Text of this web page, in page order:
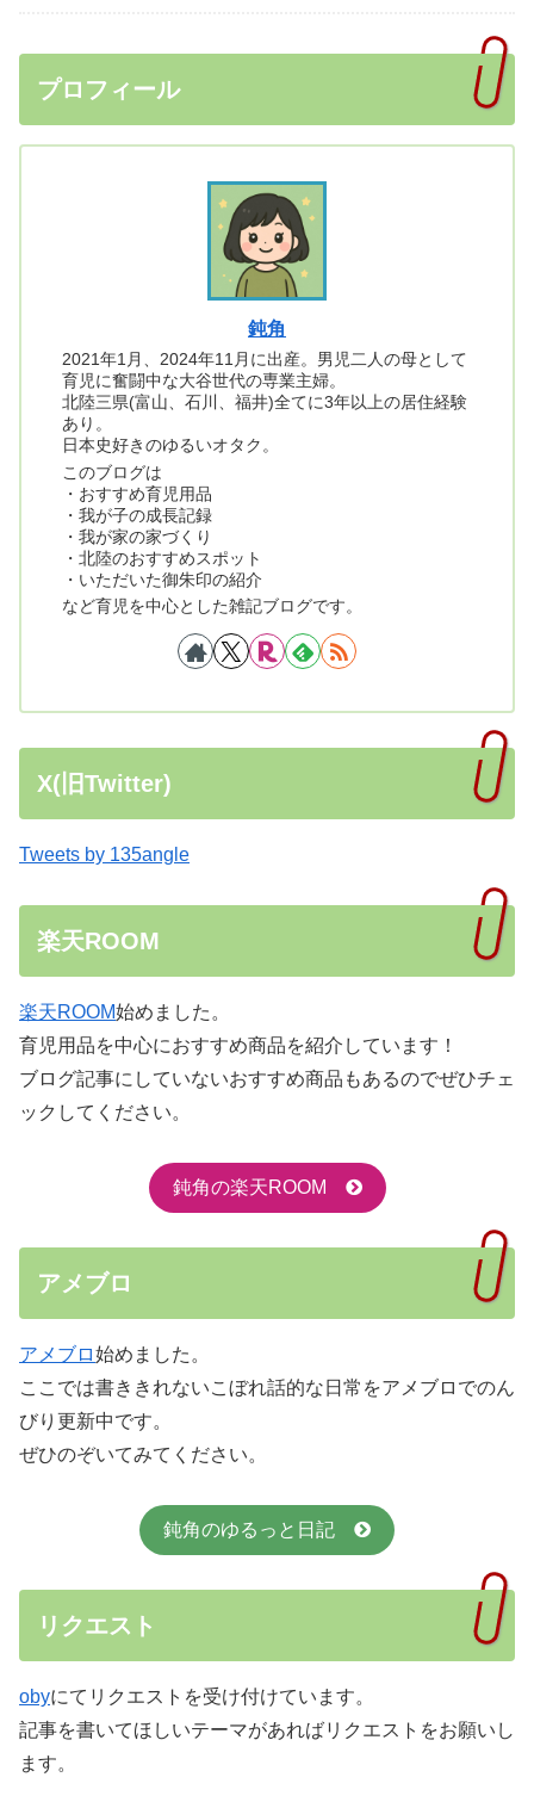
プロフィール
鈍角
2021年1月、2024年11月に出産。男児二人の母として
育児に奮闘中な大谷世代の専業主婦。
北陸三県(富山、石川、福井)全てに3年以上の居住経験
あり。
日本史好きのゆるいオタク。
このブログは
・おすすめ育児用品
・我が子の成長記録
・我が家の家づくり
・北陸のおすすめスポット
・いただいた御朱印の紹介
など育児を中心とした雑記ブログです。
X(旧Twitter)
Tweets by 135angle
楽天ROOM
楽天ROOM始めました。
育児用品を中心におすすめ商品を紹介しています！
ブログ記事にしていないおすすめ商品もあるのでぜひチェ
ックしてください。
鈍角の楽天ROOM
アメブロ
アメブロ始めました。
ここでは書ききれないこぼれ話的な日常をアメブロでのん
びり更新中です。
ぜひのぞいてみてください。
鈍角のゆるっと日記
リクエスト
obyにてリクエストを受け付けています。
記事を書いてほしいテーマがあればリクエストをお願いし
ます。